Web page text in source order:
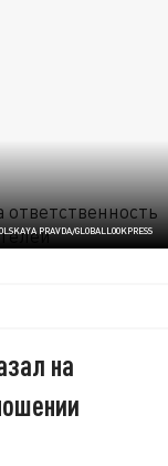
PRAVDA/GLOBALLOOKPRESS
на